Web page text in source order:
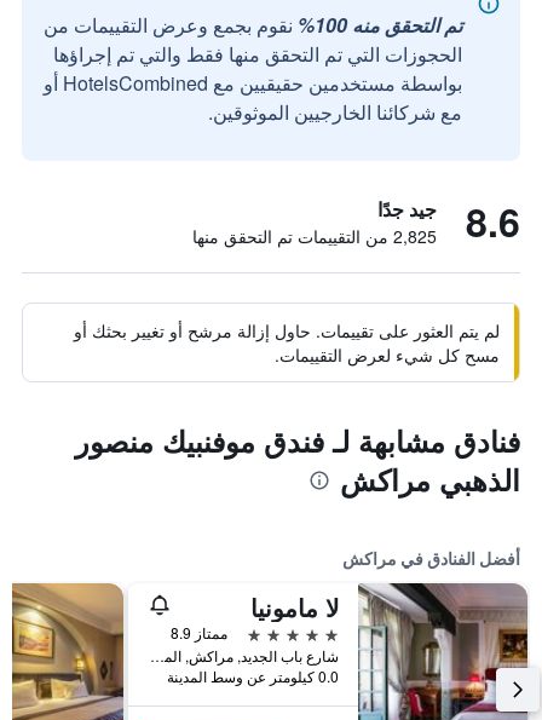
تم التحقق منه 100%
نقوم بجمع وعرض التقييمات من
الحجوزات التي تم التحقق منها فقط والتي تم إجراؤها
بواسطة مستخدمين حقيقيين مع HotelsCombined أو
مع شركائنا الخارجيين الموثوقين.
8.6 جيد جدًا
2,825 من التقييمات تم التحقق منها
لم يتم العثور على تقييمات. حاول إزالة مرشح أو تغيير بحثك أو
مسح كل شيء لعرض التقييمات.
فنادق مشابهة لـ فندق موفنبيك منصور
الذهبي مراكش
أفضل الفنادق في مراكش
لا مامونيا
5 نجوم
ممتاز 8.9
شارع باب الجديد, مراكش, المغرب
0.0 كيلومتر عن وسط المدينة